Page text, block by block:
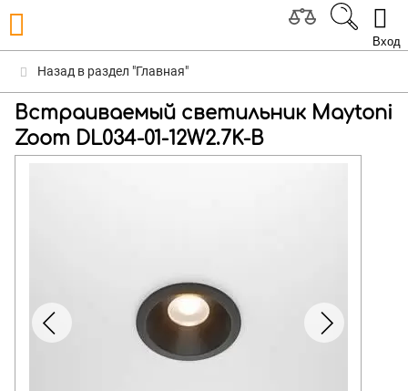
Вход
Назад в раздел "Главная"
Встраиваемый светильник Maytoni
Zoom DL034-01-12W2.7K-B